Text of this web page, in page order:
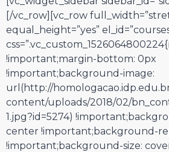
[/vc_row][vc_row
equal_height=”yes”
!important;margin-bottom: 0px
!important;background-image:
url(http://
content/uploads/2018/02/
1.jpg?id=5274)
center !important;background-
!important;background-size: